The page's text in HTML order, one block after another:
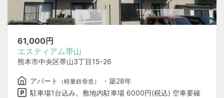
61,000円
エスティアム帯山
熊本市中央区帯山3丁目15-26
アパート （軽量鉄骨造）
・築28年
駐車場1台込み。敷地内駐車場 6000円(税込) 空車要確